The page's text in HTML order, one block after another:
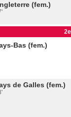
(fem.)
Bas (fem.)
de Galles (fem.)